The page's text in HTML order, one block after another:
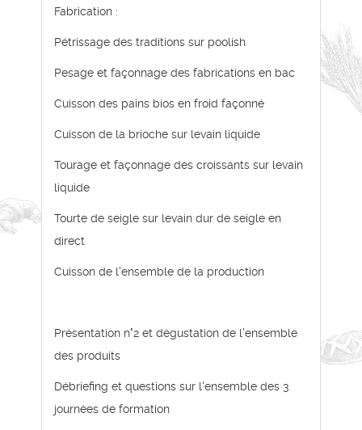
Fabrication :
Pétrissage des traditions sur poolish
Pesage et façonnage des fabrications en bac
Cuisson des pains bios en froid façonné
Cuisson de la brioche sur levain liquide
Tourage et façonnage des croissants sur levain
liquide
Tourte de seigle sur levain dur de seigle en
direct
Cuisson de l'ensemble de la production
Présentation n°2 et dégustation de l'ensemble
des produits
Débriefing et questions sur l'ensemble des 3
journées de formation